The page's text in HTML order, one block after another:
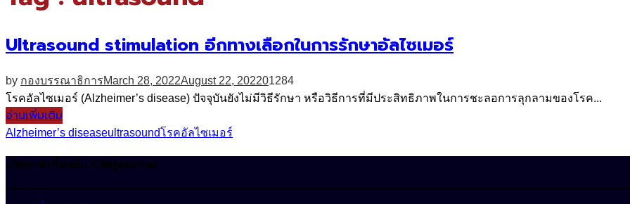
Ultrasound stimulation อีกทางเลือกในการรักษาอัลไซเมอร์
by กองบรรณาธิการMarch 28, 2022August 22, 202201284
โรคอัลไซเมอร์ (Alzheimer’s disease) ปัจจุบันยังไม่มีวิธีรักษา หรือวิธีการที่มีประสิทธิภาพในการชะลอการลุกลามของโรค...
อ่านเพิ่มเติม
Alzheimer’s diseaseultrasoundโรคอัลไซเมอร์
นโยบายเกี่ยวกับ CIMjournal